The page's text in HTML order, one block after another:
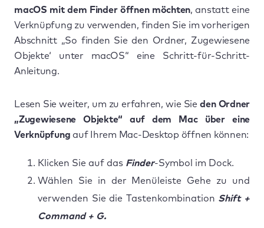
macOS mit dem Finder öffnen möchten, anstatt eine
Verknüpfung zu verwenden, finden Sie im vorherigen
Abschnitt „So finden Sie den Ordner‚ Zugewiesene
Objekte‘ unter macOS“ eine Schritt-für-Schritt-
Anleitung.
Lesen Sie weiter, um zu erfahren, wie Sieden Ordner
„Zugewiesene Objekte“ auf dem Mac über eine
Verknüpfung auf Ihrem Mac-Desktop öffnen können:
Klicken Sie auf das Finder-Symbol im Dock.
Wählen Sie in der Menüleiste Gehe zu und
verwenden Sie die Tastenkombination Shift +
Command + G.